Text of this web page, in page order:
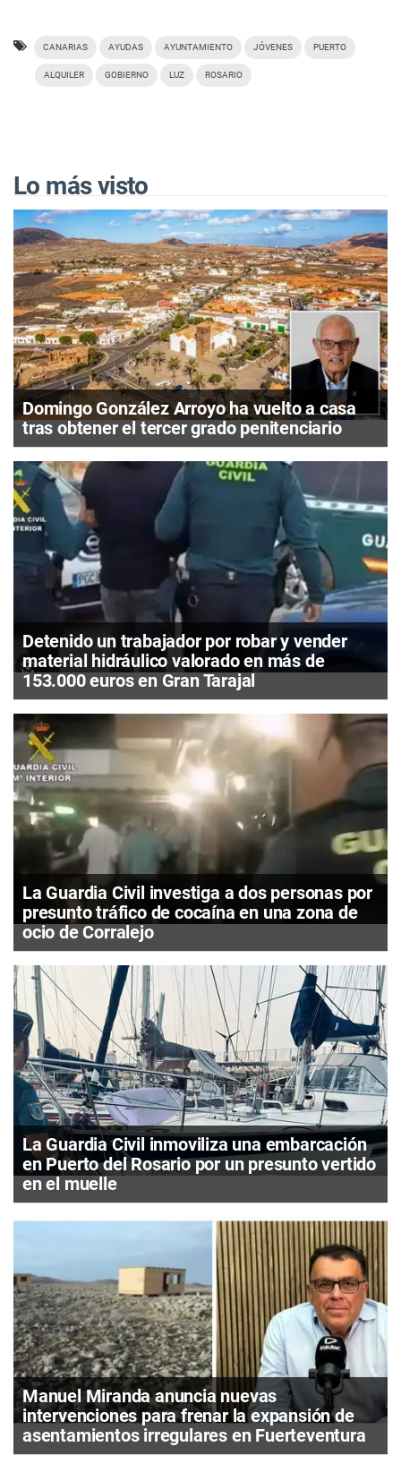
CANARIAS AYUDAS AYUNTAMIENTO JÓVENES PUERTO
ALQUILER GOBIERNO LUZ ROSARIO
Lo más visto
Domingo González Arroyo ha vuelto a casa
tras obtener el tercer grado penitenciario
Detenido un trabajador por robar y vender
material hidráulico valorado en más de
153.000 euros en Gran Tarajal
La Guardia Civil investiga a dos personas por
presunto tráfico de cocaína en una zona de
ocio de Corralejo
La Guardia Civil inmoviliza una embarcación
en Puerto del Rosario por un presunto vertido
en el muelle
Manuel Miranda anuncia nuevas
intervenciones para frenar la expansión de
asentamientos irregulares en Fuerteventura